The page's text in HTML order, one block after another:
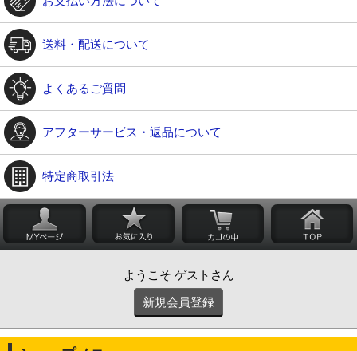
送料・配送について
よくあるご質問
アフターサービス・返品について
特定商取引法
ようこそ ゲストさん
新規会員登録